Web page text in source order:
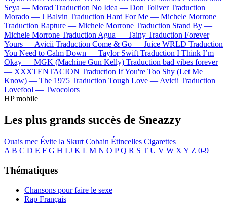
Seya — Morad Traduction No Idea — Don Toliver Traduction
Morado — J Balvin Traduction Hard For Me — Michele Morrone
Traduction Rapture — Michele Morrone Traduction Stand By —
Michele Morrone Traduction Agua — Tainy Traduction Forever
Yours — Avicii Traduction Come & Go — Juice WRLD Traduction
You Need to Calm Down — Taylor Swift Traduction I Think I’m
Okay — MGK (Machine Gun Kelly) Traduction bad vibes forever
— XXXTENTACION Traduction If You're Too Shy (Let Me
Know) — The 1975 Traduction Tough Love — Avicii Traduction
Lovefool — Twocolors
HP mobile
Les plus grands succès de Sneazzy
Ouais mec Évite la Skurt Cobain Étincelles Cigarettes
A B C D E F G H I J K L M N O P Q R S T U V W X Y Z 0-9
Thématiques
Chansons pour faire le sexe
Rap Français